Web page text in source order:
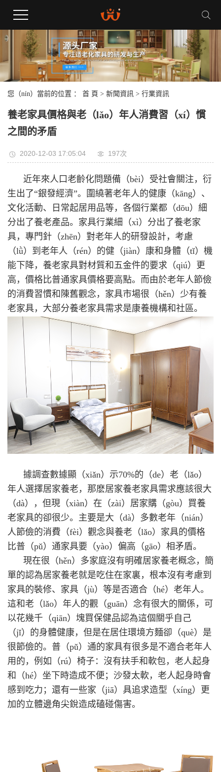
您（nín）當前的位置 ： 首 頁 > 新聞資訊 > 行業資訊
養老家具價格與老（lǎo）年人消費習（xí）慣
之間的矛盾
2020-12-03 17:05:04 197次
近年來人口老齡化問題備（bèi）受社會關注，衍
生出了“銀發經濟”。圍繞著老年人的健康（kāng）、
文化活動、日常起居用品等，各個行業都（dōu）細
分出了養老產品。家具行業細（xì）分出了養老家
具，專門針（zhēn）對老年人的研發設計，考慮
（lǜ）到老年人（rén）的健（jiàn）康和身體（tǐ）機
能下降，養老家具對材質和五金件的要求（qiú）更
高，價格比普通家具價格要高點。而由於老年人節儉
的消費習慣和陳舊觀念，家具市場很（hěn）少有養
老家具，大部分養老家具需求是康養機構和社區。
據調查數據顯（xiǎn）示70%的（de）老（lǎo）
年人選擇居家養老，那麽居家養老家具需求應該很大
（dà），但現（xiàn）在（zài）居家購（gòu）買養
老家具的卻很少。主要是大（dà）多數老年（nián）
人節儉的消費（fèi）觀念與養老（lǎo）家具的價格
比普（pǔ）通家具要（yào）偏高（gāo）相矛盾。
現在很（hěn）多家庭沒有明確居家養老概念，簡
單的認為居家養老就是吃住在家裏，根本沒有考慮到
家具的裝修、家具（jù）等是否適合（hé）老年人。
這和老（lǎo）年人的觀（guān）念有很大的關係，可
以花幾千（qiān）塊買保健品認為這個關乎自己
（jǐ）的身體健康，但是在居住環境方麵卻（què）是
很節儉的。普（pǔ）通的家具有很多是不適合老年人
用的，例如（rú）椅子：沒有扶手和軟包，老人起身
和（hé）坐下時造成不便；沙發太軟，老人起身時會
感到吃力；還有一些家（jiā）具追求造型（xíng）更
加的立體邊角尖銳造成磕碰傷害。